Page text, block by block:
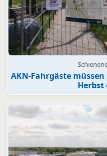
AKN-Fahrgäste
Herbst